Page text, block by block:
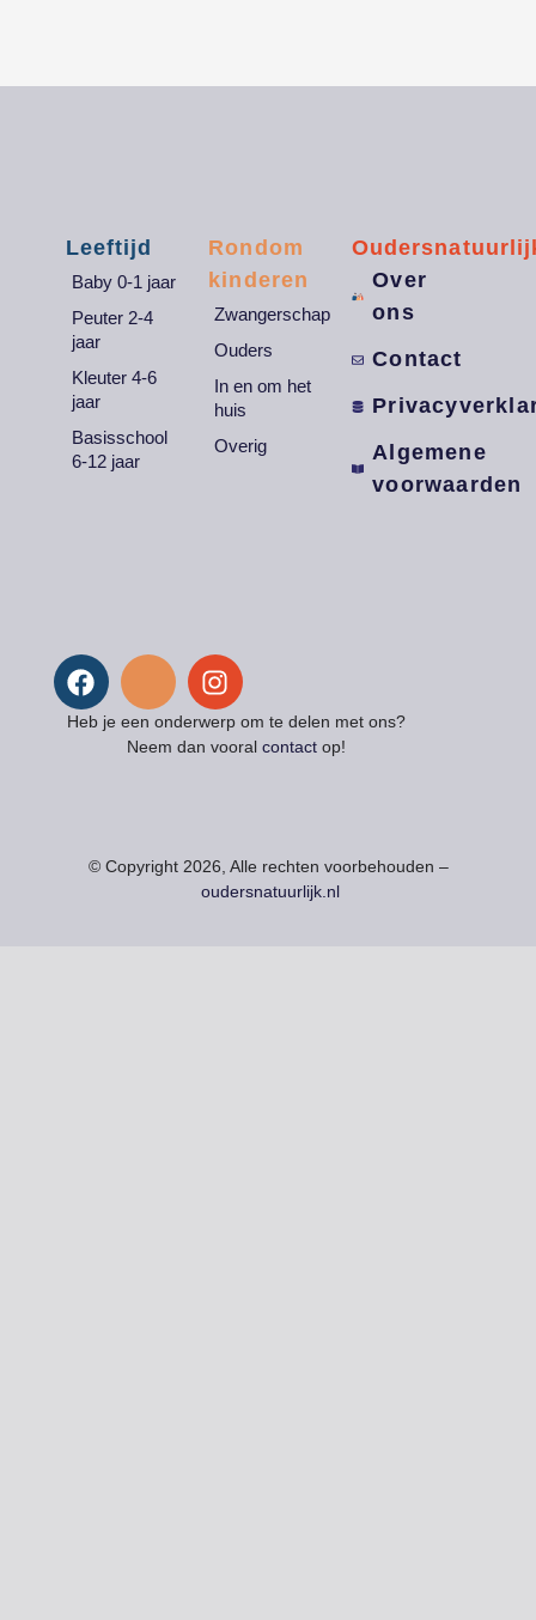
Heb je een onderwerp om te delen met ons?
Neem dan vooral contactop!
Leeftijd
Baby 0-1 jaar
Peuter 2-4
jaar
Kleuter 4-6
jaar
Basisschool
6-12 jaar
Rondom
kinderen
Zwangerschap
Ouders
In en om het
huis
Overig
Over
ons
Contact
Algemene
voorwaarden
© Copyright 2026, Alle rechten voorbehouden –
oudersnatuurlijk.nl